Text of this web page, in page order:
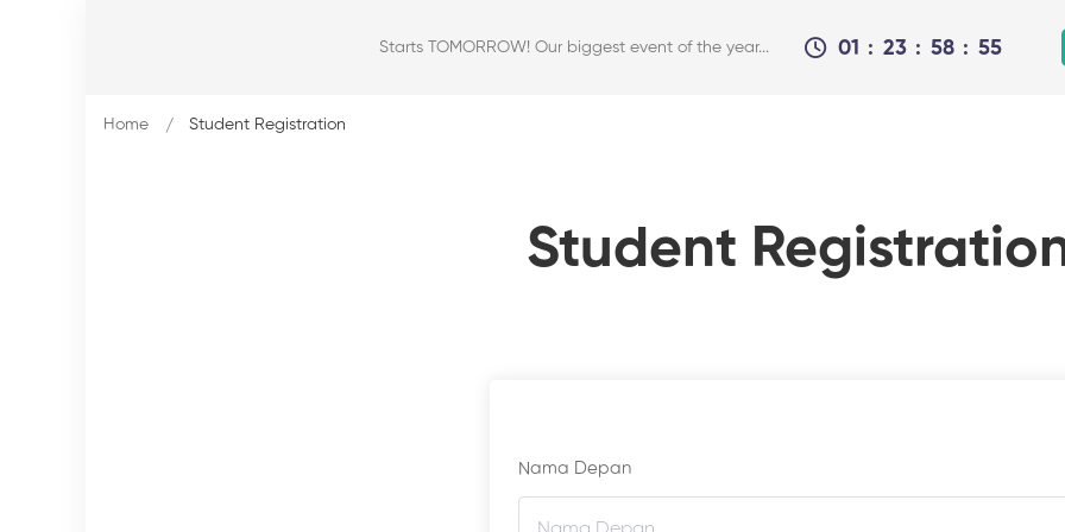
Starts TOMORROW! Our biggest event of the year... 01 23 58 55
Student
Home Student Registration
Nama Depan